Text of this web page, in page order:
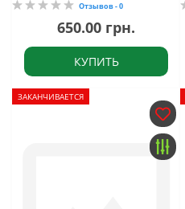
Отзывов - 0
650.00 грн.
КУПИТЬ
ЗАКАНЧИВАЕТСЯ